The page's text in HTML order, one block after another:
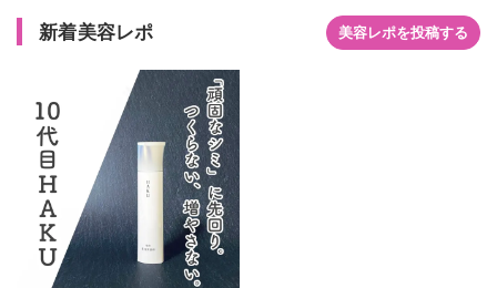
新着美容レポ 美容レポを投稿する